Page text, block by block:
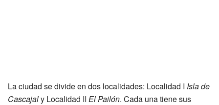
La ciudad se divide en dos localidades: Localidad I Isla de
Cascajaly Localidad II El Pailón. Cada una tiene sus